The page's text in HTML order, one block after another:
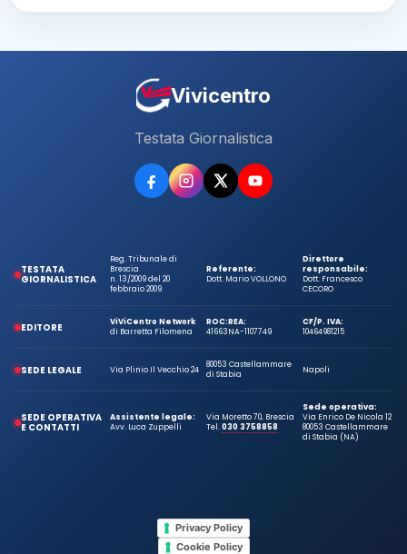
Vivicentro
Testata Giornalistica
TESTATA
GIORNALISTICA
Reg. Tribunale di
Brescia
n. 13/2009 del 20
febbraio 2009
Referente:
Dott. Mario VOLLONO
Direttore
responsabile:
Dott. Francesco
CECORO
EDITORE
ViViCentro Network
di Barretta Filomena
ROC:
41663
REA:
NA-1107749
CF/P. IVA:
10464981215
SEDE LEGALE Via Plinio Il Vecchio 24
80053 Castellammare
di Stabia
Napoli
SEDE OPERATIVA
E CONTATTI
Assistente legale:
Avv. Luca Zuppelli
Via Moretto 70, Brescia
Tel.030 3758858
Sede operativa:
Via Enrico De Nicola 12
80053 Castellammare
di Stabia (NA)
Privacy Policy
Cookie Policy